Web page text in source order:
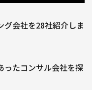
グ会社を28社紹介しま
ったコンサル会社を探